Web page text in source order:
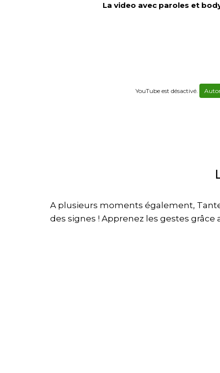
La video avec paroles et
YouTube est désactivé.
A plusieurs moments également,
des signes ! Apprenez les gestes grâce